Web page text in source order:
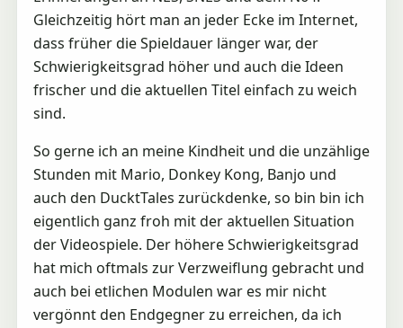
Gleichzeitig hört man an jeder Ecke im Internet,
dass früher die Spieldauer länger war, der
Schwierigkeitsgrad höher und auch die Ideen
frischer und die aktuellen Titel einfach zu weich
sind.
So gerne ich an meine Kindheit und die unzählige
Stunden mit Mario, Donkey Kong, Banjo und
auch den DucktTales zurückdenke, so bin bin ich
eigentlich ganz froh mit der aktuellen Situation
der Videospiele. Der höhere Schwierigkeitsgrad
hat mich oftmals zur Verzweiflung gebracht und
auch bei etlichen Modulen war es mir nicht
vergönnt den Endgegner zu erreichen, da ich